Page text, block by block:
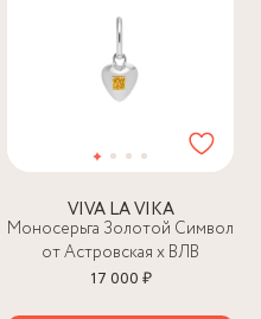
VIVA LA VIKA
Моносерьга Золотой Символ
от Астровская х ВЛВ
17 000 ₽